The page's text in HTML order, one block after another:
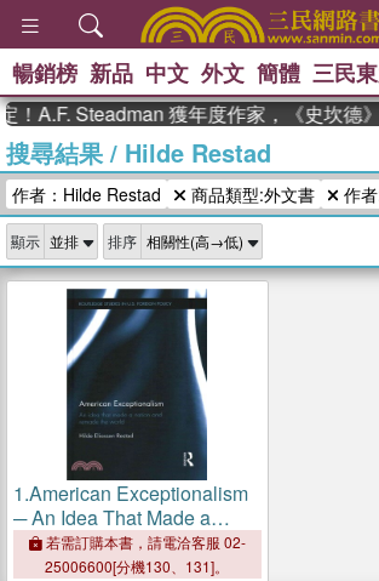
熱搜：
、 The Odyssey
史是一群喵 、 暑
獎 臺灣漫遊錄 、
登輝時代
數
偉大的迷走神經
暢銷榜 新品 中文 外文 簡體 三民
！A.F. Steadman 獲年度作家，《史坎德
搜尋結果/ Hilde Restad
作者：Hilde Restad
商品類型:外文書 作
顯示 排序
1.American Exceptionalism
─ An Idea That Made a
Nation and Remade the
World
若需訂購本書，請電洽客服 02-
25006600[分機130、131]。